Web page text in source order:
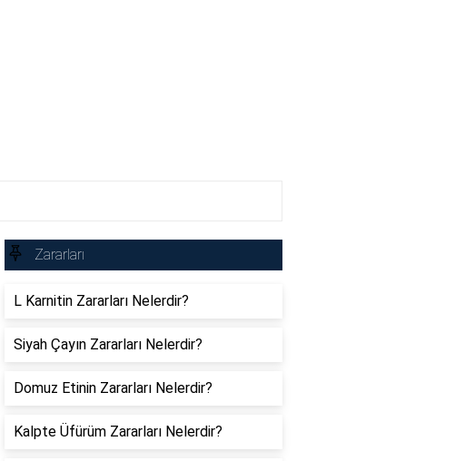
Zararları
L Karnitin Zararları Nelerdir?
Siyah Çayın Zararları Nelerdir?
Domuz Etinin Zararları Nelerdir?
Kalpte Üfürüm Zararları Nelerdir?